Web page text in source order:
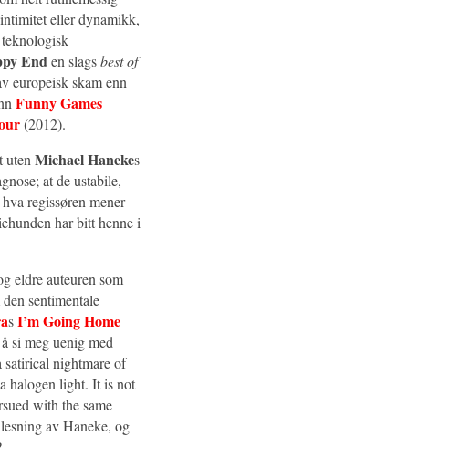
eller dynamikk,
Enden slagsbest of
europeisk skam enn
Funny Games
(2012).
uten Michael Hanekes
at de ustabile,
regissøren mener
har bitt henne i
eldre auteuren som
sentimentale
sI’m Going Home
si meg uenig med
satirical nightmare of
halogen light. It is not
with the same
av Haneke, og